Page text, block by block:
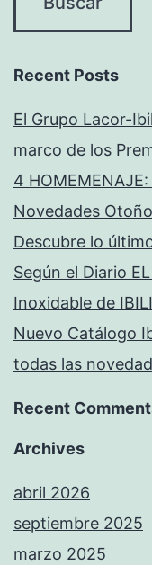
Recent Posts
El Grupo Lacor-
marco de los
4
Novedades
Descubre lo
Según el Diario
Inoxidable de
Nuevo Catálogo
todas las
Recent
Archives
abril 2026
septiembre 2025
marzo 2025